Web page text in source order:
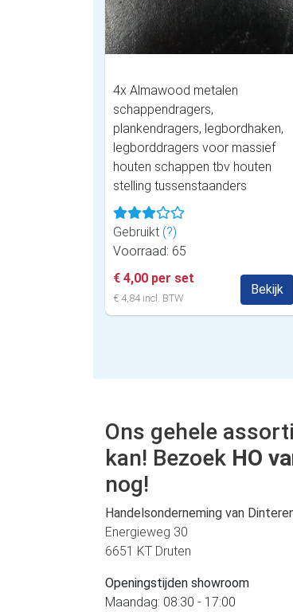
4x Almawood metalen
schappendragers,
plankendragers, legbordhaken,
legborddragers voor massief
houten schappen tbv houten
stelling tussenstaanders
Gebruikt (?)
Voorraad: 65
€ 4,00 per set
€ 4,84 incl. BTW
Bekijk
Ons gehele
kan! Bezoek HO
nog!
Handelsonderneming van
Energieweg 30
6651 KT Druten
Openingstijden showroom
Maandag: 08:30 - 17:00